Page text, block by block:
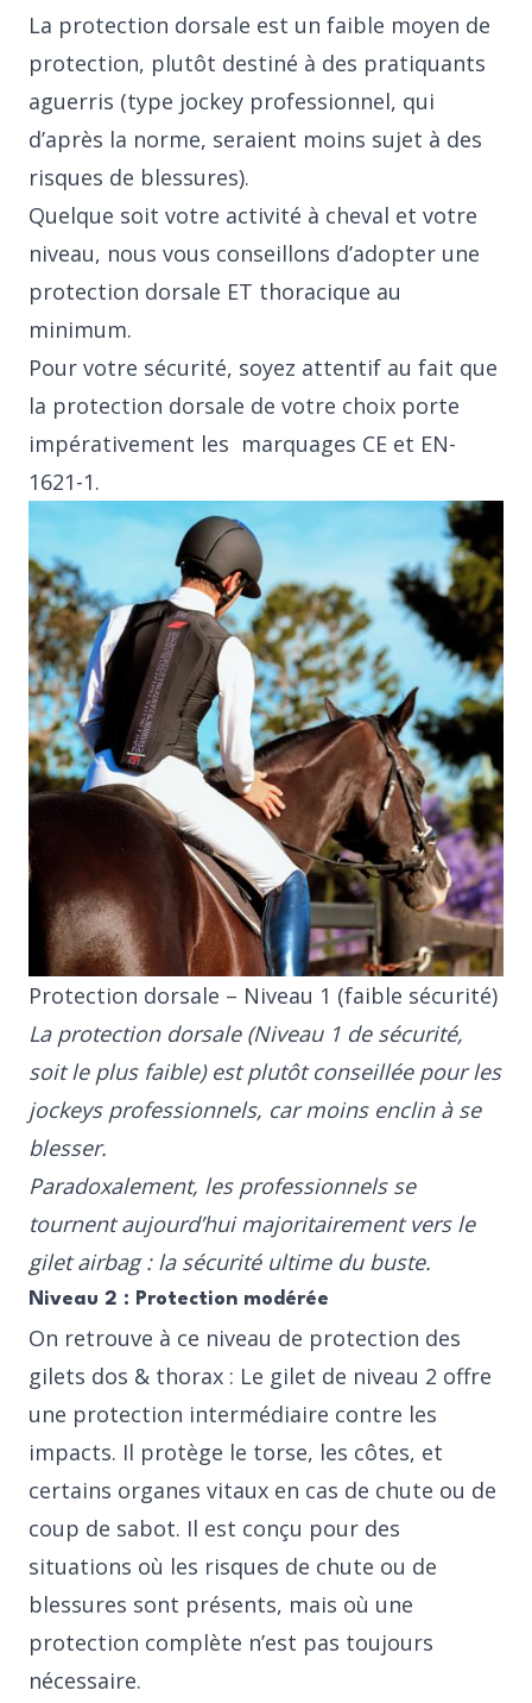
La protection dorsale est un faible moyen de
protection, plutôt destiné à des pratiquants
aguerris (type jockey professionnel, qui
d’après la norme, seraient moins sujet à des
risques de blessures).
Quelque soit votre activité à cheval et votre
niveau, nous vous conseillons d’adopter une
protection dorsale ET thoracique au
minimum.
Pour votre sécurité, soyez attentif au fait que
la protection dorsale de votre choix porte
impérativement les marquages CE et EN-
1621-1.
Protection dorsale – Niveau 1 (faible sécurité)
La protection dorsale (Niveau 1 de sécurité,
soit le plus faible) est plutôt conseillée pour les
jockeys professionnels, car moins enclin à se
blesser.
Paradoxalement, les professionnels se
tournent aujourd’hui majoritairement vers le
gilet airbag : la sécurité ultime du buste.
Niveau 2 : Protection modérée
On retrouve à ce niveau de protection des
gilets dos & thorax : Le gilet de niveau 2 offre
une protection intermédiaire contre les
impacts. Il protège le torse, les côtes, et
certains organes vitaux en cas de chute ou de
coup de sabot. Il est conçu pour des
situations où les risques de chute ou de
blessures sont présents, mais où une
protection complète n’est pas toujours
nécessaire.